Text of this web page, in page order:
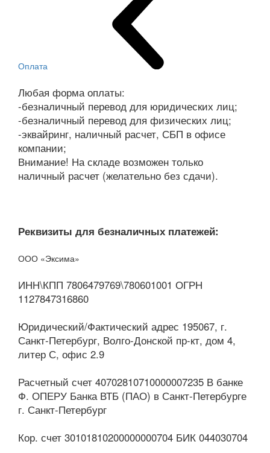
Оплата
Любая форма оплаты:
-безналичный перевод для юридических лиц;
-безналичный перевод для физических лиц;
-эквайринг, наличный расчет, СБП в офисе
компании;
Внимание! На складе возможен только
наличный расчет (желательно без сдачи).
Реквизиты для безналичных платежей:
ООО «Эксима»
ИНН\КПП 7806479769\780601001 ОГРН
1127847316860
Юридический/Фактический адрес 195067, г.
Санкт-Петербург, Волго-Донской пр-кт, дом 4,
литер С, офис 2.9
Расчетный счет 40702810710000007235 В банке
Ф. ОПЕРУ Банка ВТБ (ПАО) в Санкт-Петербурге
г. Санкт-Петербург
Кор. счет 30101810200000000704 БИК 044030704